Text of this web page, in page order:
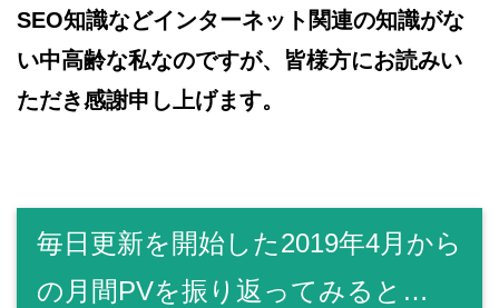
SEO知識などインターネット関連の知識がな
い中高齢な私なのですが、皆様方にお読みい
ただき感謝申し上げます。
毎日更新を開始した2019年4月から
の月間PVを振り返ってみると…